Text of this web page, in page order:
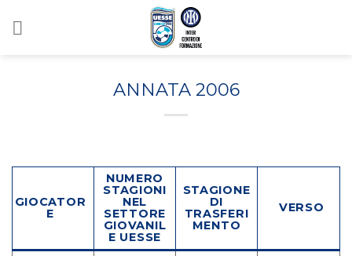
ANNATA 2006
GIOCATOR
E
NUMERO
STAGIONI
NEL
SETTORE
GIOVANIL
E UESSE
STAGIONE
DI
TRASFERI
MENTO
VERSO